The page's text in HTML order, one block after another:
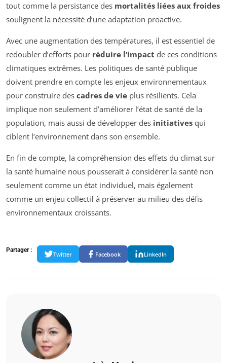
tout comme la persistance des mortalités liées aux froides
soulignent la nécessité d’une adaptation proactive.
Avec une augmentation des températures, il est essentiel de
redoubler d’efforts pour réduire l’impact de ces conditions
climatiques extrêmes. Les politiques de santé publique
doivent prendre en compte les enjeux environnementaux
pour construire des cadres de vie plus résilients. Cela
implique non seulement d’améliorer l’état de santé de la
population, mais aussi de développer des initiatives qui
ciblent l’environnement dans son ensemble.
En fin de compte, la compréhension des effets du climat sur
la santé humaine nous pousserait à considérer la santé non
seulement comme un état individuel, mais également
comme un enjeu collectif à préserver au milieu des défis
environnementaux croissants.
Partager :
Twitter Facebook LinkedIn